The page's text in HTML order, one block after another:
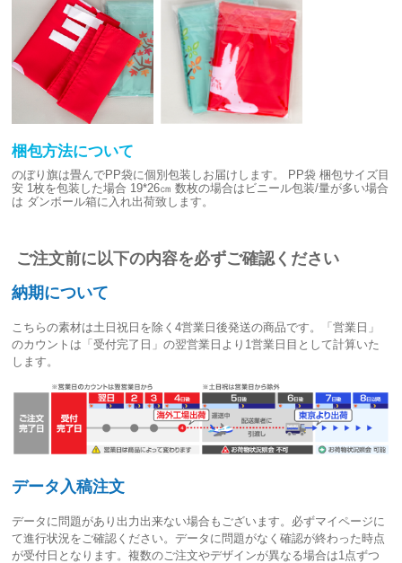
梱包方法について
のぼり旗は畳んでPP袋に個別包装しお届けします。
PP袋 梱包サイズ目
安 1枚を包装した場合 19*26㎝ 数枚の場合はビニール包装/量が多い場合
は ダンボール箱に入れ出荷致します。
ご注文前に以下の内容を必ずご確認ください
納期について
こちらの素材は土日祝日を除く4営業日後発送の商品です。「営業日」
のカウントは「受付完了日」の翌営業日より1営業日目として計算いた
します。
データ入稿注文
データに問題があり出力出来ない場合もございます。必ずマイページに
て進行状況をご確認ください。データに問題がなく確認が終わった時点
が受付日 となります。複数のご注文やデザインが異なる場合は1点ずつ